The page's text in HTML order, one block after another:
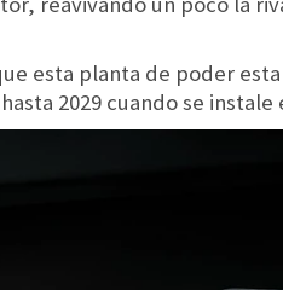
esta planta de poder
2029 cuando se